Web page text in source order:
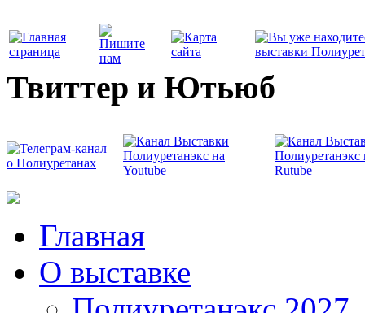
Твиттер и Ютьюб
Главная
О выставке